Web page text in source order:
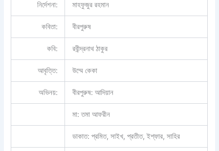
নির্দেশনা: মাহফুজুর রহমান
কবিতা: বীরপুরুষ
কবি: রবীন্দ্রনাথ ঠাকুর
আবৃত্তি: উম্মে কেকা
অভিনয়: বীরপুরুষ: আদিয়ান
মা: তমা আফরীন
ডাকাত: প্রমিত, সাইখ, প্রতীত, ইশ্ফার, সাহির